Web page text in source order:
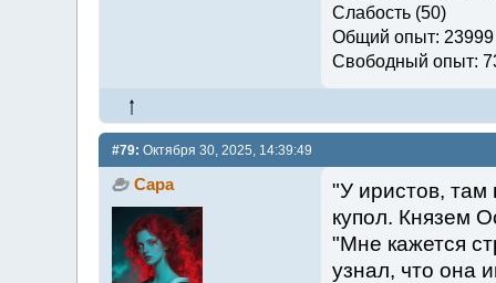
Слабость (50)
Общий опыт: 23999
Свободный опыт:
#79: Октября 30, 2025, 14:39:49
Сара
"У иристов, там
купол. Князем
"Мне кажется
узнал, что она